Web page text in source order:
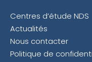
Centres d’étude NDS
Actualités
Nous contacter
Politique de